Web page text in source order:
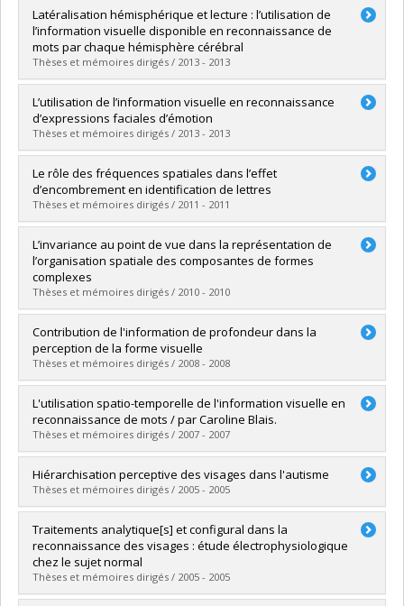
Diplômé(e) :Beaulieu, Julien
Cycle :Maîtrise
Diplôme obtenu :M. Sc.
Lien vers le document dans Papyrus
Latéralisation hémisphérique et lecture : l’utilisation de
l’information visuelle disponible en reconnaissance de
mots par chaque hémisphère cérébral
Thèses et mémoires dirigés / 2013 - 2013
Diplômé(e) :Tadros, Karine
Cycle :Doctorat
Diplôme obtenu :Ph. D.
Lien vers le document dans Papyrus
L’utilisation de l’information visuelle en reconnaissance
d’expressions faciales d’émotion
Thèses et mémoires dirigés / 2013 - 2013
Diplômé(e) :Blais, Caroline
Cycle :Doctorat
Diplôme obtenu :Ph. D.
Lien vers le document dans Papyrus
Le rôle des fréquences spatiales dans l’effet
d’encombrement en identification de lettres
Thèses et mémoires dirigés / 2011 - 2011
Diplômé(e) :Zahabi, Sacha
Cycle :Maîtrise
Diplôme obtenu :
Lien vers le document dans Papyrus
L’invariance au point de vue dans la représentation de
l’organisation spatiale des composantes de formes
complexes
Thèses et mémoires dirigés / 2010 - 2010
Diplômé(e) :Aubin, Mercédès
Cycle :Maîtrise
Diplôme obtenu :M. Sc.
Lien vers le document dans Papyrus
Contribution de l'information de profondeur dans la
perception de la forme visuelle
Thèses et mémoires dirigés / 2008 - 2008
Diplômé(e) :Marleau, Ian
Cycle :Maîtrise
Diplôme obtenu :M. Sc.
Lien vers le document dans Papyrus
L'utilisation spatio-temporelle de l'information visuelle en
reconnaissance de mots / par Caroline Blais.
Thèses et mémoires dirigés / 2007 - 2007
Diplômé(e) :Blais, Caroline
Cycle : Maîtrise
Diplôme obtenu :M. Sc.
Lien vers le document dans Papyrus
Hiérarchisation perceptive des visages dans l'autisme
Thèses et mémoires dirigés / 2005 - 2005
Diplômé(e) :Lahaie, Annie
Cycle :Doctorat
Diplôme obtenu :Ph. D.
Lien vers le document dans Papyrus
Traitements analytique[s] et configural dans la
reconnaissance des visages : étude électrophysiologique
chez le sujet normal
Thèses et mémoires dirigés / 2005 - 2005